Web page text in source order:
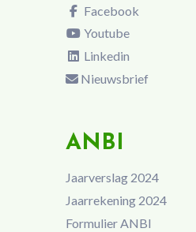
Facebook
Youtube
Linkedin
Nieuwsbrief
ANBI
Jaarverslag 2024
Jaarrekening 2024
Formulier ANBI